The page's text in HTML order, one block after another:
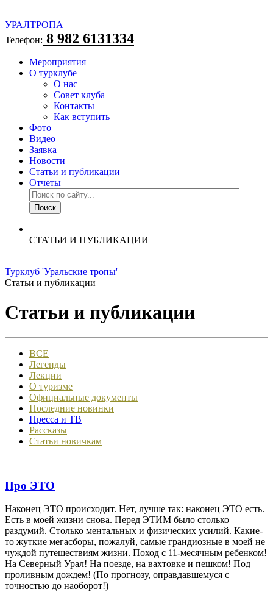
УРАЛТРОПА
Телефон: 8 982 6131334
Мероприятия
О турклубе
О нас
Совет клуба
Контакты
Как вступить
Фото
Видео
Заявка
Новости
Статьи и публикации
Отчеты
СТАТЬИ И ПУБЛИКАЦИИ
Турклуб 'Уральские тропы'
Статьи и публикации
Статьи и публикации
ВСЕ
Легенды
Лекции
О туризме
Официальные документы
Последние новинки
Пресса и ТВ
Рассказы
Статьи новичкам
Про ЭТО
Наконец ЭТО происходит. Нет, лучше так: наконец ЭТО есть.
Есть в моей жизни снова. Перед ЭТИМ было столько
раздумий. Столько ментальных и физических усилий. Какие-
то жуткие мегасборы, пожалуй, самые грандиозные в моей не
чуждой путешествиям жизни. Поход с 11-месячным ребенком!
На Северный Урал! На поезде, на вахтовке и пешком! Под
проливным дождем! (По прогнозу, оправдавшемуся с
точностью до наоборот!)